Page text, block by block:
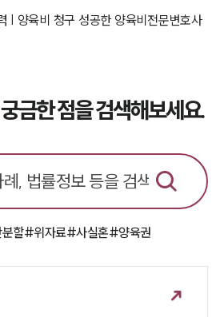
| 양육비 청구 성공한 양육비전문변호사
금한 점을 검색해보세요.
할#위자료#사실혼#양육권